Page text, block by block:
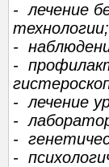
- лечение
технологии;
-
-
- лечение
-
-
-